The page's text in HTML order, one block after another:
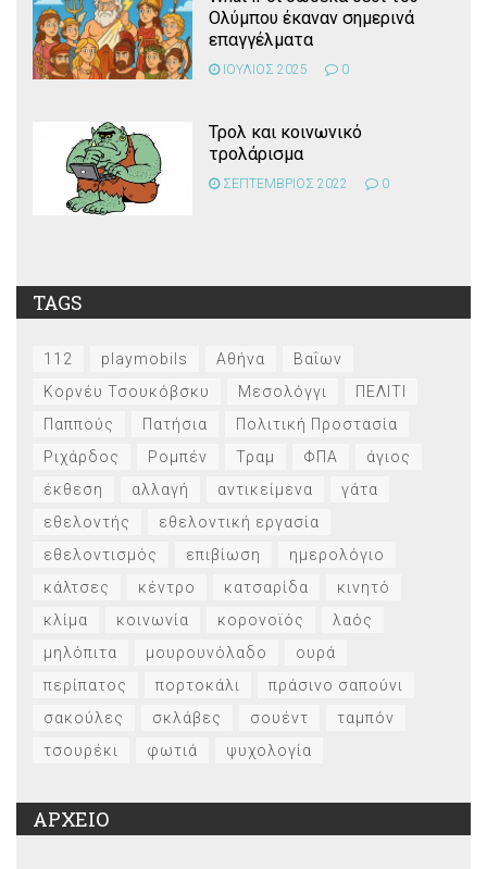
Ολύμπου έκαναν σημερινά
επαγγέλματα
ΙΟΥΛΙΟΣ 2025 0
Τρολ και κοινωνικό
τρολάρισμα
ΣΕΠΤΕΜΒΡΙΟΣ 2022 0
TAGS
112 playmobils Αθήνα
Βαΐων
Κορνέυ Τσουκόβσκυ
Μεσολόγγι
ΠΕΛΙΤΙ
Παππούς
Πατήσια
Πολιτική Προστασία
Ριχάρδος
Ρομπέν Τραμ ΦΠΑ
άγιος
έκθεση
αλλαγή αντικείμενα
γάτα
εθελοντής
εθελοντική εργασία
εθελοντισμός
επιβίωση
ημερολόγιο
κάλτσες
κέντρο κατσαρίδα
κινητό
κλίμα
κοινωνία κορονοϊός
λαός
μηλόπιτα
μουρουνόλαδο
ουρά
περίπατος
πορτοκάλι
πράσινο σαπούνι
σακούλες
σκλάβες σουέντ
ταμπόν
τσουρέκι
φωτιά ψυχολογία
ΑΡΧΕΙΟ